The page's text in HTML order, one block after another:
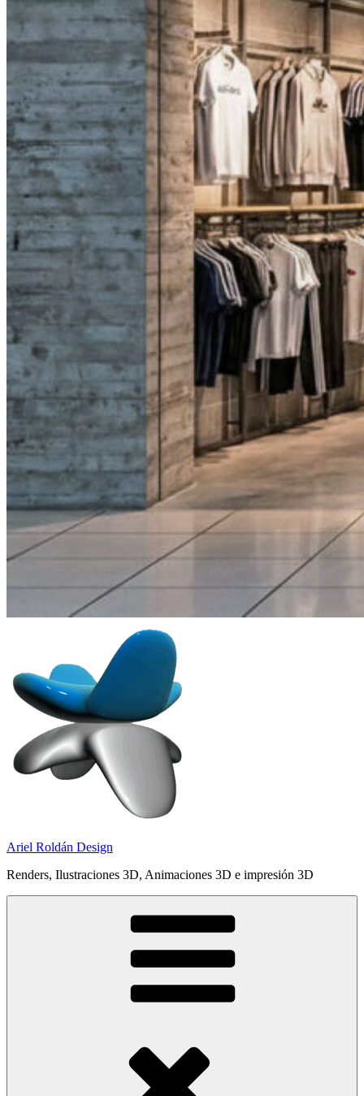
Ariel Roldán Design
Renders, Ilustraciones 3D, Animaciones 3D e impresión 3D